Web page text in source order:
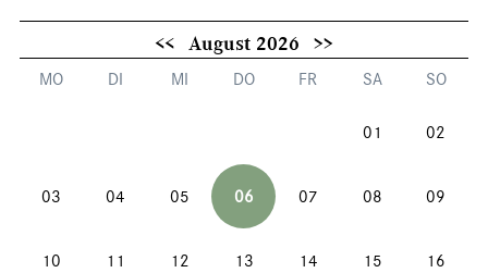
<< August 2026 >>
MO DI MI DO FR SA SO
01 02
03 04 05 06 07 08 09
10 11 12 13 14 15 16